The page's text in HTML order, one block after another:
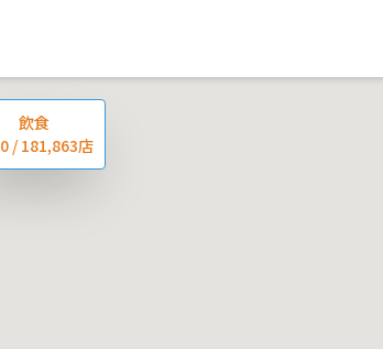
飲食
0 / 181,863店